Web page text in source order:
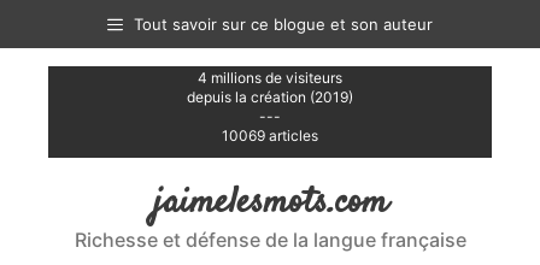
contenu
Tout savoir sur ce blogue et son auteur
4 millions de visiteurs
depuis la création (2019)
---
10069 articles
jaimelesmots.com
Richesse et défense de la langue française